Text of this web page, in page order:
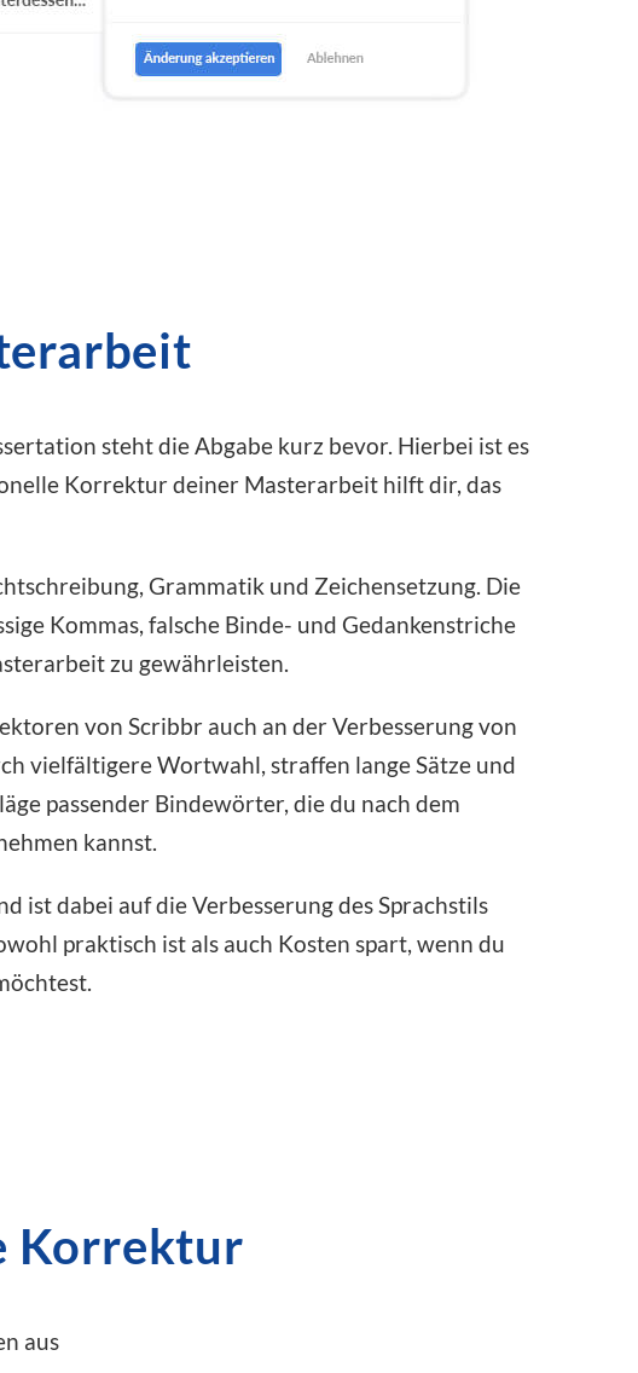
steht die Abgabe kurz bevor. Hierbei ist es
Korrektur deiner Masterarbeit hilft dir, das
Grammatik und Zeichensetzung. Die
Kommas, falsche Binde- und Gedankenstriche
zu gewährleisten.
von Scribbr auch an der Verbesserung von
vielfältigere Wortwahl, straffen lange Sätze und
passender Bindewörter, die du nach dem
kannst.
ist dabei auf die Verbesserung des Sprachstils
praktisch ist als auch Kosten spart, wenn du
Korrektur
aus